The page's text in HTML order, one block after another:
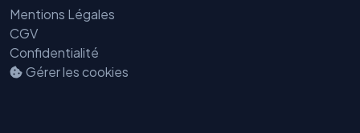
Mentions Légales
CGV
Confidentialité
Gérer les cookies